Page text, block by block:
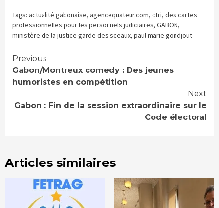
dans
une
nouvelle
fenêtre)
dans
une
nouvelle
fenêtre)
(ouvre
dans
une
nouvelle
fenêtre)
Tags: actualité gabonaise, agencequateur.com, ctri, des cartes
professionnelles pour les personnels judiciaires, GABON,
ministère de la justice garde des sceaux, paul marie gondjout
Continue
Reading
Previous
Gabon/Montreux comedy : Des jeunes
humoristes en compétition
Next
Gabon : Fin de la session extraordinaire sur le
Code électoral
Articles similaires